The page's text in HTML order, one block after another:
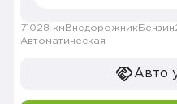
71028 км Внедорожник Бензин
Автоматическая
Авто